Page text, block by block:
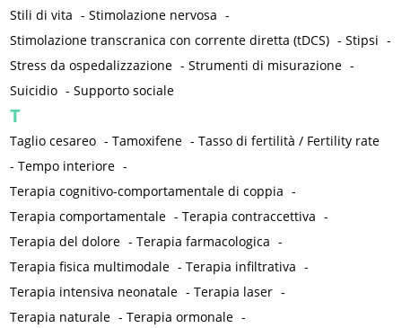
Stili di vita -Stimolazione nervosa -
Stimolazione transcranica con corrente diretta (tDCS) -Stipsi -
Stress da ospedalizzazione -Strumenti di misurazione -
Suicidio -Supporto sociale
T
Taglio cesareo -Tamoxifene -Tasso di fertilità / Fertility rate
-Tempo interiore -
Terapia cognitivo-comportamentale di coppia -
Terapia comportamentale -Terapia contraccettiva -
Terapia del dolore -Terapia farmacologica -
Terapia fisica multimodale -Terapia infiltrativa -
Terapia intensiva neonatale -Terapia laser -
Terapia naturale -Terapia ormonale -